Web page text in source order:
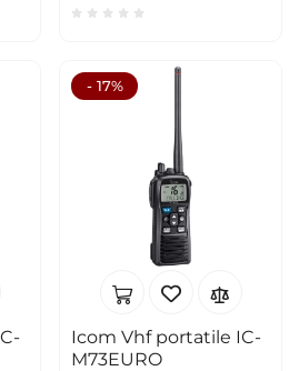
- 17%
Icom Vhf portatile IC-
M73EURO